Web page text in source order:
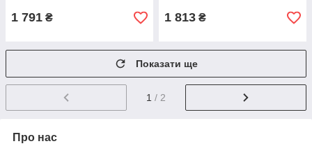
1 791 ₴ 1 813 ₴
Показати ще
1 / 2
Про нас